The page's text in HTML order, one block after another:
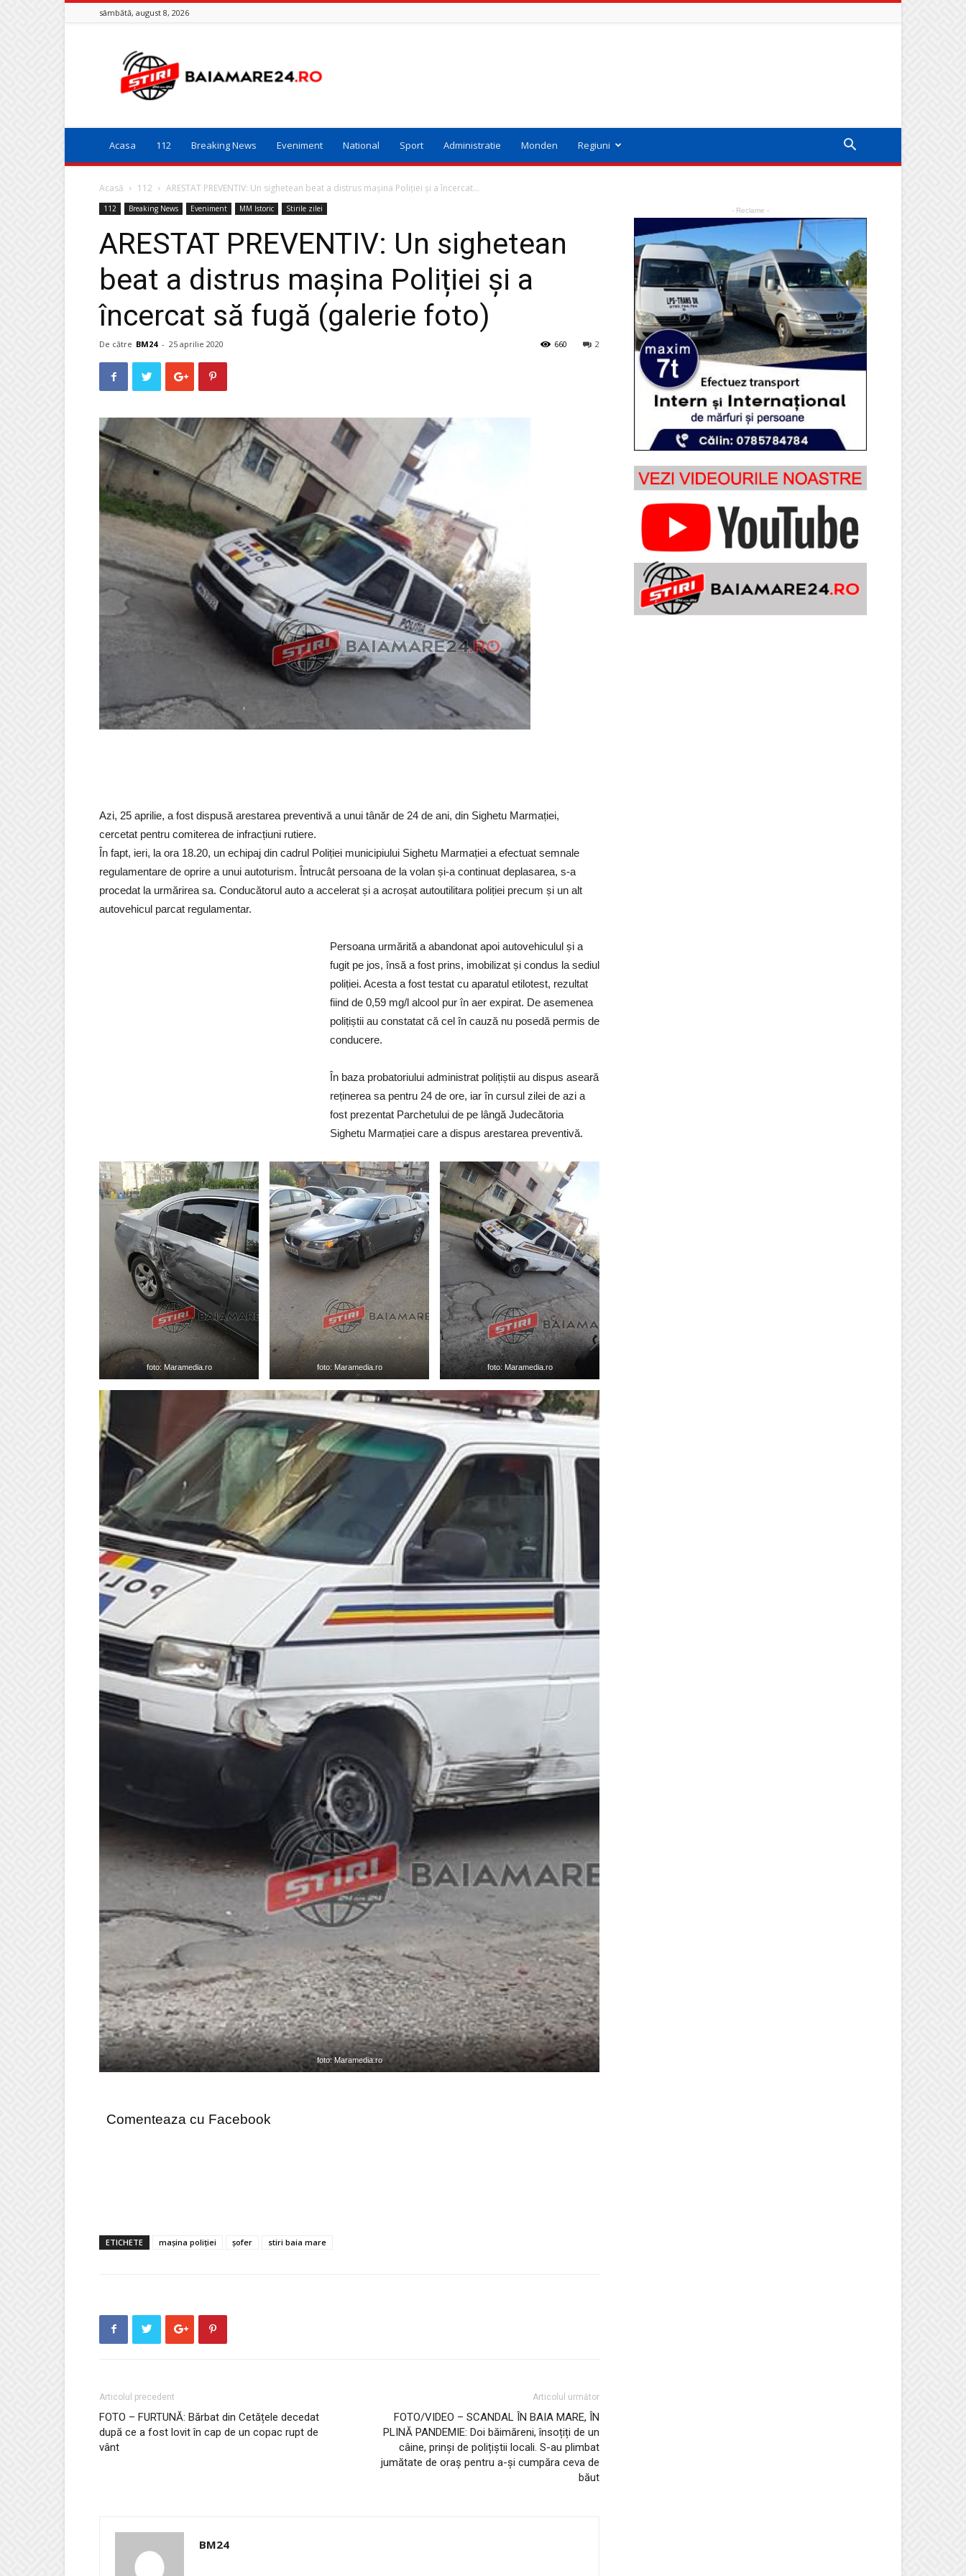
sâmbătă, august 8, 2026
Baia
Mare
24
Acasa 112 Breaking News Eveniment National Sport Administratie Monden Regiuni
Acasă 112 ARESTAT PREVENTIV: Un sighetean beat a distrus mașina Poliției și a încercat...
112 Breaking News Eveniment MM Istoric Stirile zilei
ARESTAT PREVENTIV: Un sighetean
beat a distrus mașina Poliției și a
încercat să fugă (galerie foto)
De către BM24 - 25 aprilie 2020 2
660
Azi, 25 aprilie, a fost dispusă arestarea preventivă a unui tânăr de 24 de ani, din Sighetu Marmației,
cercetat pentru comiterea de infracțiuni rutiere.
În fapt, ieri, la ora 18.20, un echipaj din cadrul Poliției municipiului Sighetu Marmației a efectuat semnale
regulamentare de oprire a unui autoturism. Întrucât persoana de la volan și-a continuat deplasarea, s-a
procedat la urmărirea sa. Conducătorul auto a accelerat și a acroșat autoutilitara poliției precum și un alt
autovehicul parcat regulamentar.
Persoana urmărită a abandonat apoi autovehiculul și a
fugit pe jos, însă a fost prins, imobilizat și condus la sediul
poliției. Acesta a fost testat cu aparatul etilotest, rezultat
fiind de 0,59 mg/l alcool pur în aer expirat. De asemenea
polițiștii au constatat că cel în cauză nu posedă permis de
conducere.
În baza probatoriului administrat polițiștii au dispus aseară
reținerea sa pentru 24 de ore, iar în cursul zilei de azi a
fost prezentat Parchetului de pe lângă Judecătoria
Sighetu Marmației care a dispus arestarea preventivă.
foto: Maramedia.ro foto: Maramedia.ro foto: Maramedia.ro
foto: Maramedia.ro
Comenteaza cu Facebook
ETICHETE mașina poliției șofer stiri baia mare
Articolul precedent
FOTO – FURTUNĂ: Bărbat din Cetățele decedat
după ce a fost lovit în cap de un copac rupt de
vânt
Articolul următor
FOTO/VIDEO – SCANDAL ÎN BAIA MARE, ÎN
PLINĂ PANDEMIE: Doi băimăreni, însoțiți de un
câine, prinși de polițiștii locali. S-au plimbat
jumătate de oraș pentru a-și cumpăra ceva de
băut
BM24
- Reclame -